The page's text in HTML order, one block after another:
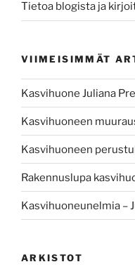
Tietoa blogista ja
VIIMEISIMMÄT
Kasvihuone Juliana
Kasvihuoneen
Kasvihuoneen
Rakennuslupa
Kasvihuoneunelmia –
ARKISTOT